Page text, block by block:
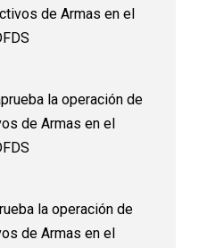
de Armas en el
la operación de
de Armas en el
la operación de
de Armas en el